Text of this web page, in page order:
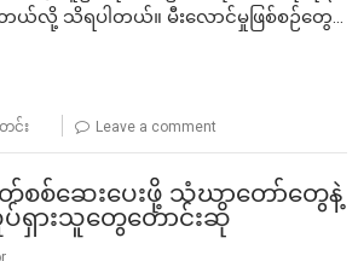
တယ်လို့ သိရပါတယ်။ မီးလောင်မှုဖြစ်စဉ်တွေ…
င်း Leave a comment
စစ်ဆေးပေးဖို့ သံဃာတော်တွေနဲ့
ပ်ရှားသူတွေတောင်းဆို